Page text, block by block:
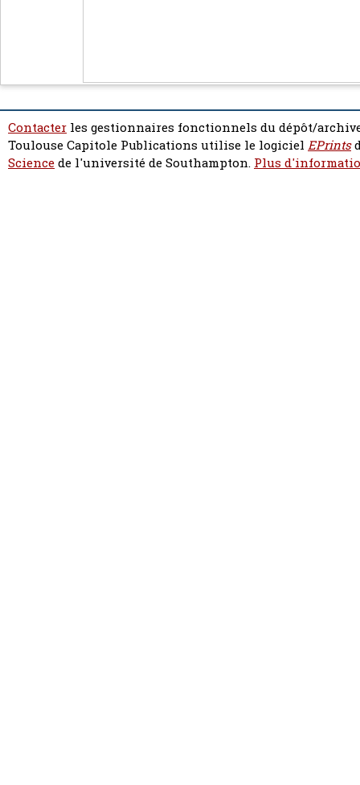
Contacter les gestionnaires fonctionnels du dépôt/
Toulouse Capitole Publications utilise le logiciel EPrints
Sciencede l'université de Southampton. Plus